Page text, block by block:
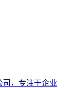
司，专注于企业